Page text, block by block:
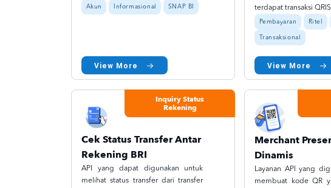
Akun Informasional SNAP BI
View More
terdapat transaksi
Pembayaran Ritel
Transaksional
View More
Cek Status Transfer Antar
Rekening BRI
API yang dapat digunakan untuk
melihat status transfer dari transfer
Inquiry Status
Rekening
Merchant
Dinamis
Layanan API yang
membuat kode QR